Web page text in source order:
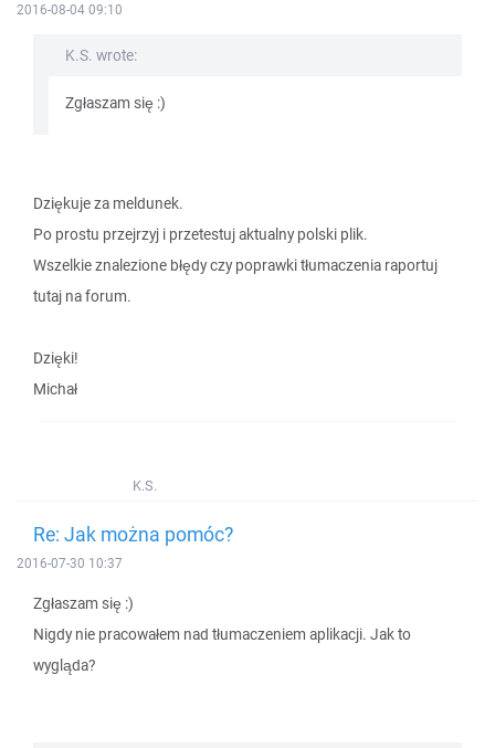
2016-08-04 09:10
K.S. wrote:
Zgłaszam się :)
Dziękuje za meldunek.
Po prostu przejrzyj i przetestuj aktualny polski plik.
Wszelkie znalezione błędy czy poprawki tłumaczenia raportuj
tutaj na forum.
Dzięki!
Michał
K.S.
Re: Jak można pomóc?
2016-07-30 10:37
Zgłaszam się :)
Nigdy nie pracowałem nad tłumaczeniem aplikacji. Jak to
wygląda?